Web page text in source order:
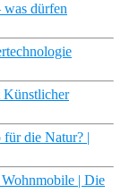
dürfen
Künstlicher
die Natur? |
| Die